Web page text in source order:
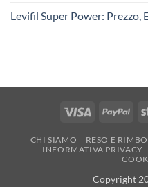
Levifil Super Power:
Visa
CHI SIAMO RESO E
INFORMATIVA PRIVACY
Copyright